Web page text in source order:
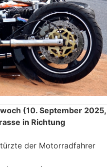
(10. September 2025,
in Richtung
der Motorradfahrer